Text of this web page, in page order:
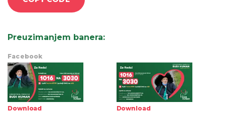
Preuzimanjem banera:
Facebook
Download Download